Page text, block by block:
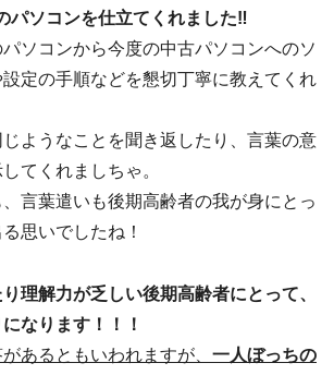
パソコンを仕立てくれました‼
ソコンから今度の中古パソコンへのソ
定の手順などを懇切丁寧に教えてくれ
ようなことを聞き返したり、言葉の意
てくれましちゃ。
言葉遣いも後期高齢者の我が身にとっ
思いでしたね！
理解力が乏しい後期高齢者にとって、
なります！！！
あるともいわれますが、 一人ぼっちの